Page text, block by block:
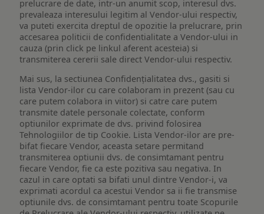
prelucrare de date, intr-un anumit scop, interesul dvs.
prevaleaza interesului legitim al Vendor-ului respectiv,
va puteti exercita dreptul de opozitie la prelucrare, prin
accesarea politicii de confidentialitate a Vendor-ului in
cauza (prin click pe linkul aferent acesteia) si
transmiterea cererii sale direct Vendor-ului respectiv.
Mai sus, la sectiunea Confidențialitatea dvs., gasiti si
lista Vendor-ilor cu care colaboram in prezent (sau cu
care putem colabora in viitor) si catre care putem
transmite datele personale colectate, conform
optiunilor exprimate de dvs. privind folosirea
Tehnologiilor de tip Cookie. Lista Vendor-ilor are pre-
bifat fiecare Vendor, aceasta setare permitand
transmiterea optiunii dvs. de consimtamant pentru
fiecare Vendor, fie ca este pozitiva sau negativa. In
cazul in care optati sa bifati unul dintre Vendor-i, va
exprimati acordul ca acestui Vendor sa ii fie transmise
optiunile dvs. de consimtamant pentru toate Scopurile